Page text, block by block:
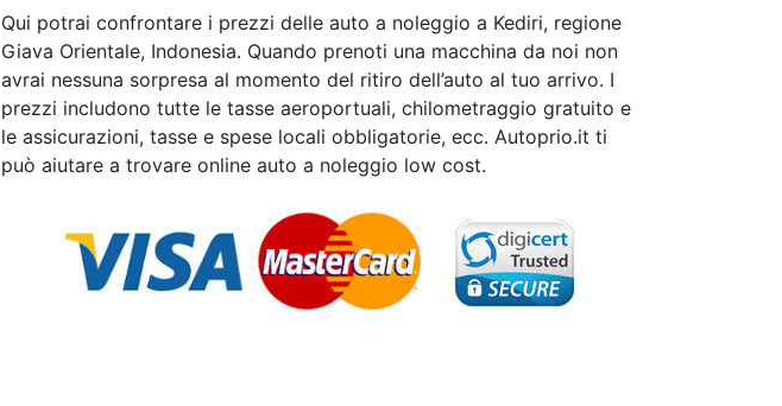
Qui potrai confrontare i prezzi delle auto a noleggio a Kediri, regione
Giava Orientale, Indonesia. Quando prenoti una macchina da noi non
avrai nessuna sorpresa al momento del ritiro dell’auto al tuo arrivo. I
prezzi includono tutte le tasse aeroportuali, chilometraggio gratuito e
le assicurazioni, tasse e spese locali obbligatorie, ecc. Autoprio.it ti
può aiutare a trovare online auto a noleggio low cost.